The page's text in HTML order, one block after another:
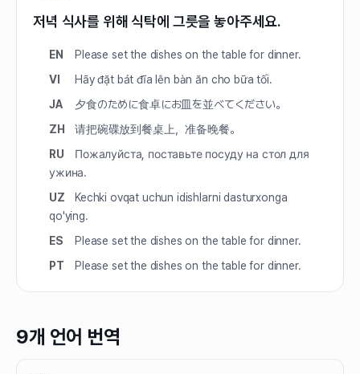
저녁 식사를 위해 식탁에 그릇을 놓아주세요.
EN
Please set the dishes on the table for dinner.
VI
Hãy đặt bát đĩa lên bàn ăn cho bữa tối.
JA
夕食のために食卓にお皿を並べてください。
ZH
请把碗碟放到餐桌上，准备晚餐。
RU
Пожалуйста, поставьте посуду на стол для
ужина.
UZ
Kechki ovqat uchun idishlarni dasturxonga
qo'ying.
ES
Please set the dishes on the table for dinner.
PT
Please set the dishes on the table for dinner.
9개 언어 번역